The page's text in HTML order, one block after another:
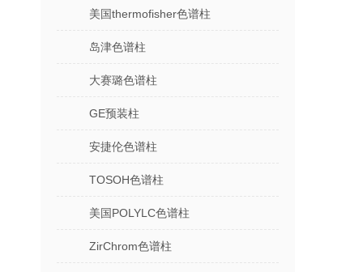
美国thermofisher色谱柱
岛津色谱柱
大赛璐色谱柱
GE预装柱
安捷伦色谱柱
TOSOH色谱柱
美国POLYLC色谱柱
ZirChrom色谱柱